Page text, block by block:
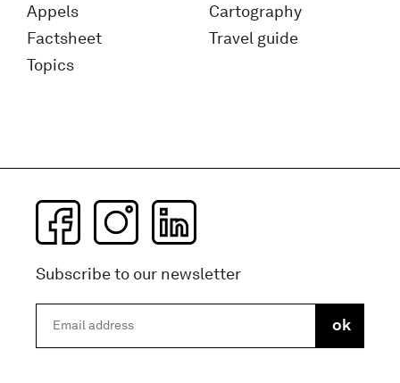
Appels
Factsheet
Topics
Cartography
Travel guide
Subscribe to our newsletter